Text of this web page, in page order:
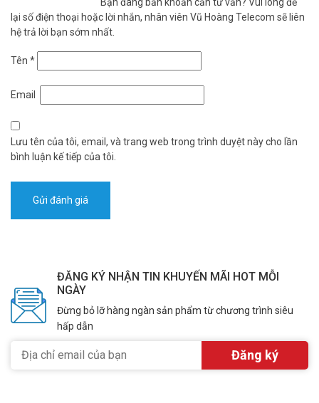
minh cho hệ thống an ninh của bạn. Với chất lượng hình ảnh 4MP
ColorVu vượt trội, khả năng hoạt động bền bỉ trong mọi điều kiện
thời tiết và các tính năng an ninh thông minh (phát hiện người/xe,
còi hú đèn báo), chiếc camera này sẽ mang lại sự bảo vệ toàn diện
và sự an tâm tuyệt đối.
Đặt mua hàng Online ngay hôm nay để được hỗ trợ giá tốt nhất.
lại số điện thoại hoặc lời nhắn, nhân viên Vũ Hoàng Telecom sẽ liên
hệ trả lời bạn sớm nhất.
Tên *
Email
Lưu tên của tôi, email, và trang web trong trình duyệt này cho lần
bình luận kế tiếp của tôi.
ĐĂNG KÝ NHẬN TIN KHUYẾN MÃI HOT MỖI
NGÀY
Đừng bỏ lỡ hàng ngàn sản phẩm từ chương trình siêu
hấp dẫn